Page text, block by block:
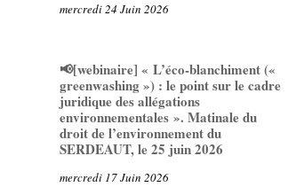
mercredi 24 Juin 2026
📢[webinaire] « L’éco-blanchiment («
greenwashing ») : le point sur le cadre
juridique des allégations
environnementales ». Matinale du
droit de l’environnement du
SERDEAUT, le 25 juin 2026
mercredi 17 Juin 2026